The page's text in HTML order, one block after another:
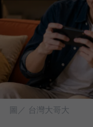
圖／ 台灣大哥大